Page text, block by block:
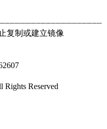
复制或建立镜像
Rights Reserved